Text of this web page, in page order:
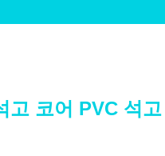
고 코어 PVC 석고